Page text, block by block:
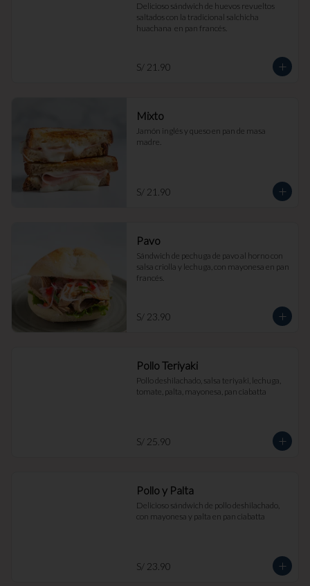
Delicioso sándwich de huevos revueltos
saltados con la tradicional salchicha
huachana  en pan francés.
S/ 21.90
Mixto
Jamón inglés y queso en pan de masa
madre.
S/ 21.90
Pavo
Sándwich de pechuga de pavo al horno con
salsa criolla y lechuga, con mayonesa en pan
francés.
S/ 23.90
Pollo Teriyaki
Pollo deshilachado, salsa teriyaki, lechuga,
tomate, palta, mayonesa, pan ciabatta
S/ 25.90
Pollo y Palta
Delicioso sándwich de pollo deshilachado,
con mayonesa y palta en pan ciabatta
S/ 23.90